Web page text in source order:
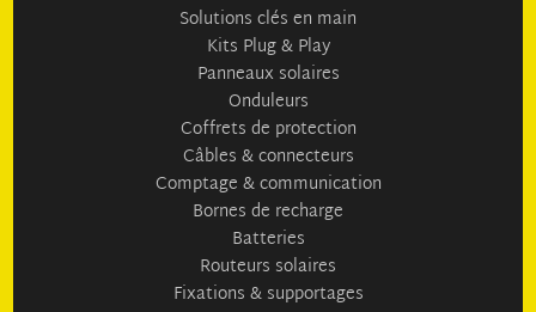
Solutions clés en main
Kits Plug & Play
Panneaux solaires
Onduleurs
Coffrets de protection
Câbles & connecteurs
Comptage & communication
Bornes de recharge
Batteries
Routeurs solaires
Fixations & supportages